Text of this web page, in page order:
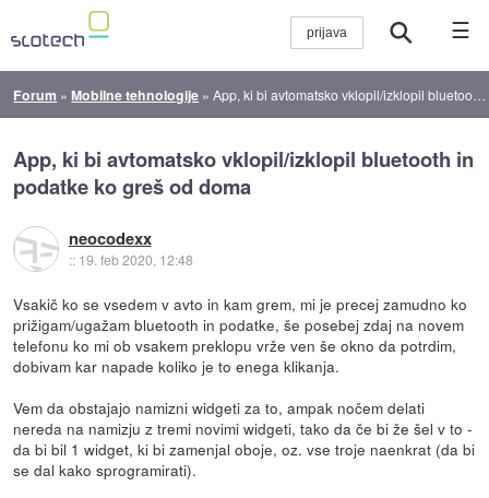
☰
Forum »Mobilne tehnologije »App, ki bi avtomatsko vklopil/izklopil bluetooth in podatke ko greš od doma
App, ki bi avtomatsko vklopil/izklopil bluetooth in
podatke ko greš od doma
neocodexx
:: 19. feb 2020, 12:48
Vsakič ko se vsedem v avto in kam grem, mi je precej zamudno ko
prižigam/ugažam bluetooth in podatke, še posebej zdaj na novem
telefonu ko mi ob vsakem preklopu vrže ven še okno da potrdim,
dobivam kar napade koliko je to enega klikanja.
Vem da obstajajo namizni widgeti za to, ampak nočem delati
nereda na namizju z tremi novimi widgeti, tako da če bi že šel v to -
da bi bil 1 widget, ki bi zamenjal oboje, oz. vse troje naenkrat (da bi
se dal kako sprogramirati).